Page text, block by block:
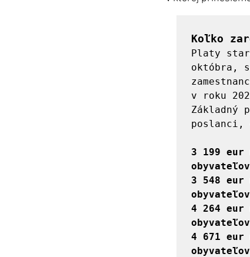
Koľko
Platy
októbra,
v roku
Základný
poslanci,
3 199 eur
obyvateľov
3 548 eur
obyvateľov
4 264 eur
obyvateľov
4 671 eur
obyvateľov